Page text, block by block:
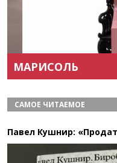
МАРИСОЛЬ
САМОЕ ЧИТАЕМОЕ
Павел Кушнир: